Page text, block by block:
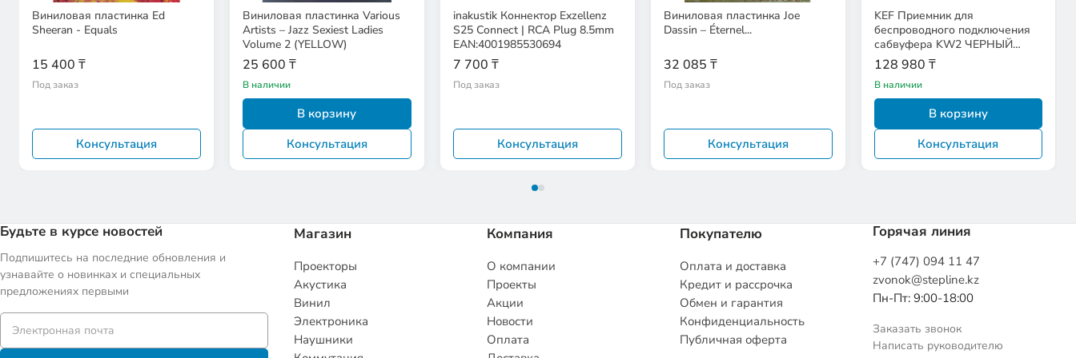
Виниловая пластинка Ed
Sheeran - Equals
15 400 ₸
Под заказ
Консультация
Виниловая пластинка Various
Artists – Jazz Sexiest Ladies
Volume 2 (YELLOW)
25 600 ₸
В наличии
В корзину
Консультация
inakustik Коннектор Exzellenz
S25 Connect | RCA Plug 8.5mm
EAN:4001985530694
7 700 ₸
Под заказ
Консультация
Виниловая пластинка Joe
Dassin – Éternel...
32 085 ₸
Под заказ
Консультация
KEF Приемник для
беспроводного подключения
сабвуфера KW2 ЧЕРНЫЙ
EAN:0637203219252
128 980 ₸
В наличии
В корзину
Консультация
Будьте в курсе новостей
Подпишитесь на последние обновления и
узнавайте о новинках и специальных
предложениях первыми
Магазин
Проекторы
Акустика
Винил
Электроника
Наушники
Компания
О компании
Проекты
Акции
Новости
Оплата
Покупателю
Оплата и доставка
Кредит и рассрочка
Обмен и гарантия
Конфиденциальность
Публичная оферта
Горячая линия
+7 (747) 094 11 47
zvonok@stepline.kz
Пн-Пт: 9:00-18:00
Заказать звонок
Написать руководителю